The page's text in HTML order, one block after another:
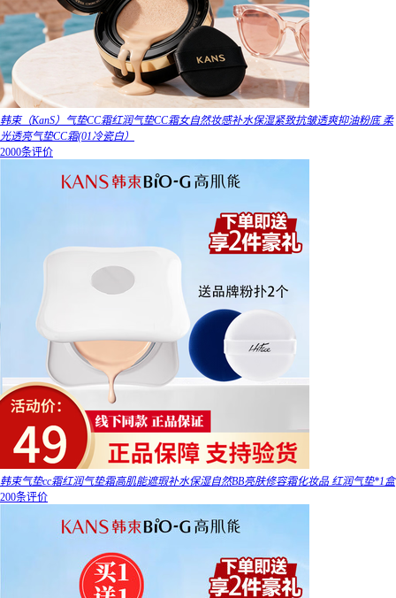
韩束（KanS）气垫CC霜红润气垫CC霜女自然妆感补水保湿紧致抗皱透爽抑油粉底 柔
光透亮气垫CC霜(01冷瓷白）
2000条评价
韩束气垫cc霜红润气垫霜高肌能遮瑕补水保湿自然BB亮肤修容霜化妆品 红润气垫*1盒
200条评价